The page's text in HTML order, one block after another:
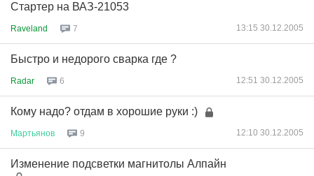
Стартер на ВАЗ-21053
Raveland 7 13:15 30.12.2005
Быстро и недорого сварка где ?
Radar 6 12:51 30.12.2005
Кому надо? отдам в хорошие руки :)
Мартьянов 9 12:10 30.12.2005
Изменение подсветки магнитолы Алпайн